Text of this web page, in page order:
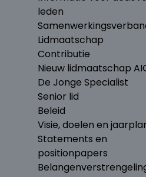
leden
Lidmaatschap
Contributie
Nieuw lidmaatschap
De Jonge Specialist
Senior lid
Beleid
Visie, doelen en
Statements en
positionpapers